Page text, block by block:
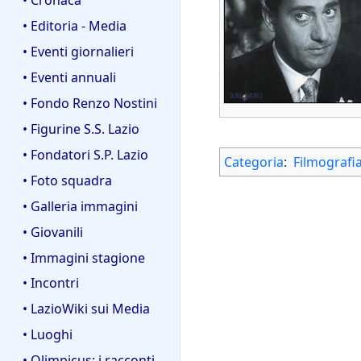
• Editoria - Media
• Eventi giornalieri
• Eventi annuali
• Fondo Renzo Nostini
• Figurine S.S. Lazio
• Fondatori S.P. Lazio
• Foto squadra
• Galleria immagini
• Giovanili
• Immagini stagione
• Incontri
• LazioWiki sui Media
• Luoghi
Categoria: